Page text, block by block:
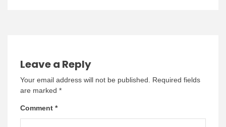
Leave a Reply
Your email address will not be published.
Required fields
are marked *
Comment *